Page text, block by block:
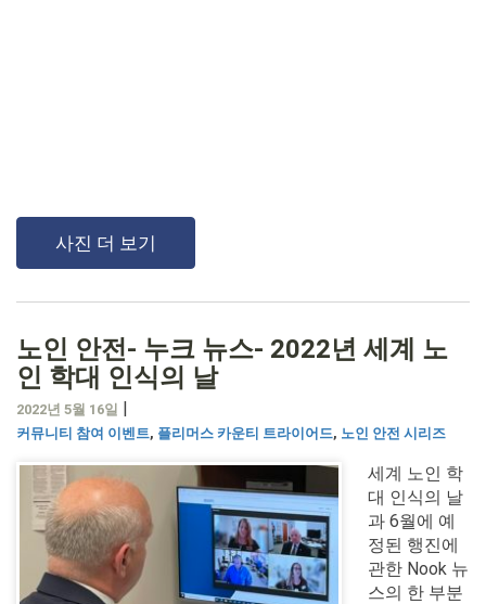
사진 더 보기
노인 안전- 누크 뉴스- 2022년 세계 노
인 학대 인식의 날
2022년 5월 16일 |
커뮤니티 참여 이벤트, 플리머스 카운티 트라이어드, 노인 안전 시리즈
세계 노인 학
대 인식의 날
과 6월에 예
정된 행진에
관한 Nook 뉴
스의 한 부분